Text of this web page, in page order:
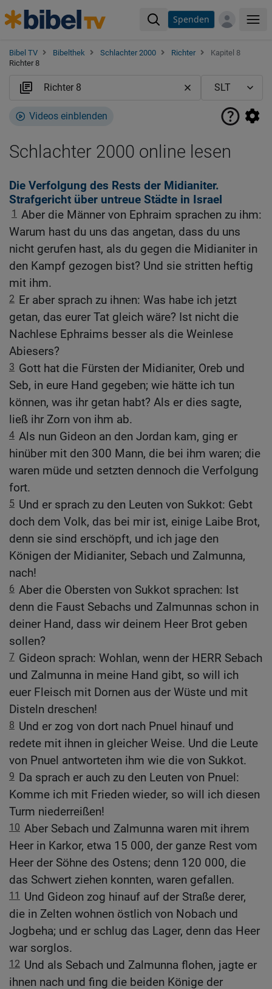
Spenden
Bibel TV Bibelthek Schlachter 2000 Richter
Kapitel 8
Richter 8
Videos einblenden
Schlachter 2000 online lesen
Die Verfolgung des Rests der Midianiter.
Strafgericht über untreue Städte in Israel
1 Aber die Männer von Ephraim sprachen zu ihm:
Warum hast du uns das angetan, dass du uns
nicht gerufen hast, als du gegen die Midianiter in
den Kampf gezogen bist? Und sie stritten heftig
mit ihm.
2 Er aber sprach zu ihnen: Was habe ich jetzt
getan, das eurer Tat gleich wäre? Ist nicht die
Nachlese Ephraims besser als die Weinlese
Abiesers?
3 Gott hat die Fürsten der Midianiter, Oreb und
Seb, in eure Hand gegeben; wie hätte ich tun
können, was ihr getan habt? Als er dies sagte,
ließ ihr Zorn von ihm ab.
4 Als nun Gideon an den Jordan kam, ging er
hinüber mit den 300 Mann, die bei ihm waren; die
waren müde und setzten dennoch die Verfolgung
fort.
5 Und er sprach zu den Leuten von Sukkot: Gebt
doch dem Volk, das bei mir ist, einige Laibe Brot,
denn sie sind erschöpft, und ich jage den
Königen der Midianiter, Sebach und Zalmunna,
nach!
6 Aber die Obersten von Sukkot sprachen: Ist
denn die Faust Sebachs und Zalmunnas schon in
deiner Hand, dass wir deinem Heer Brot geben
sollen?
7 Gideon sprach: Wohlan, wenn der HERR Sebach
und Zalmunna in meine Hand gibt, so will ich
euer Fleisch mit Dornen aus der Wüste und mit
Disteln dreschen!
8 Und er zog von dort nach Pnuel hinauf und
redete mit ihnen in gleicher Weise. Und die Leute
von Pnuel antworteten ihm wie die von Sukkot.
9 Da sprach er auch zu den Leuten von Pnuel:
Komme ich mit Frieden wieder, so will ich diesen
Turm niederreißen!
10 Aber Sebach und Zalmunna waren mit ihrem
Heer in Karkor, etwa 15 000, der ganze Rest vom
Heer der Söhne des Ostens; denn 120 000, die
das Schwert ziehen konnten, waren gefallen.
11
Und Gideon zog hinauf auf der Straße derer,
die in Zelten wohnen östlich von Nobach und
Jogbeha; und er schlug das Lager, denn das Heer
war sorglos.
12 Und als Sebach und Zalmunna flohen, jagte er
ihnen nach und fing die beiden Könige der